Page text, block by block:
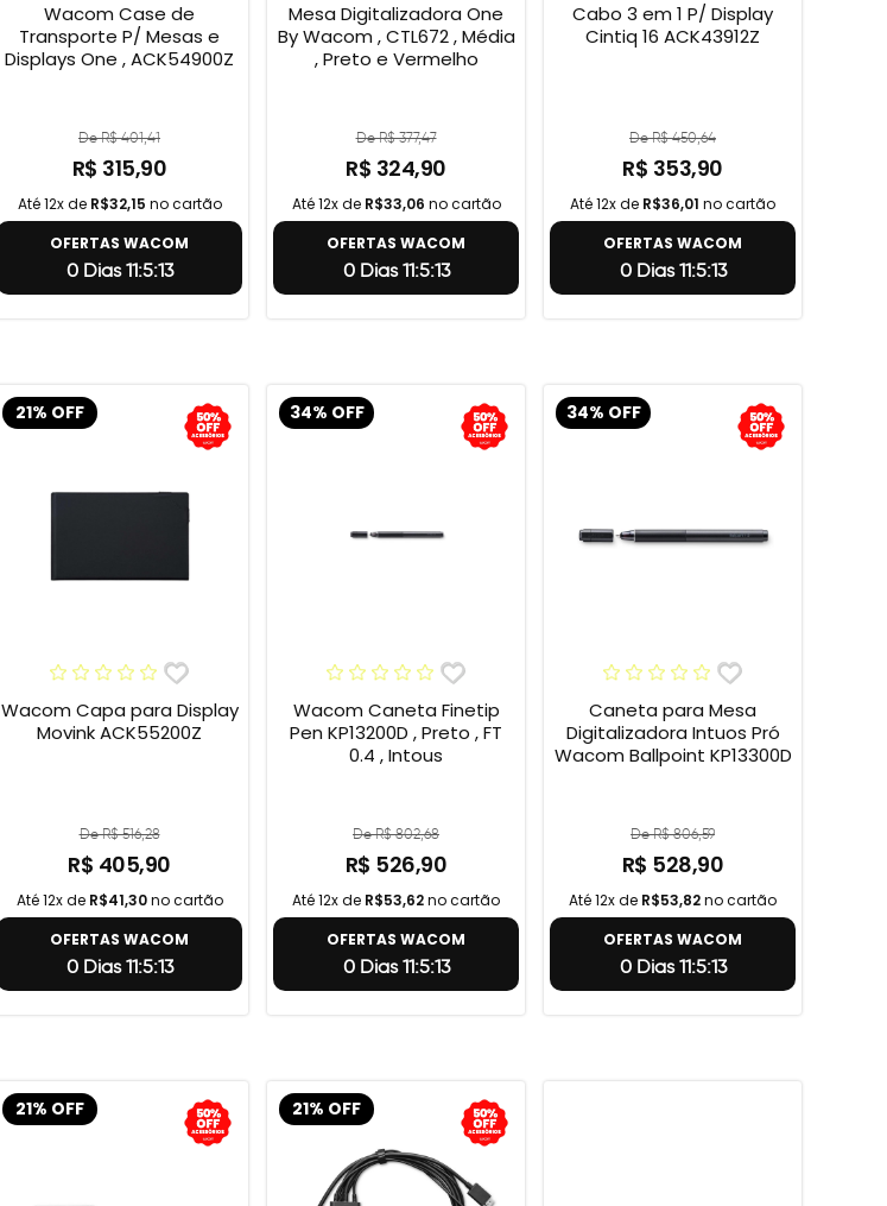
Wacom Case de
Transporte P/ Mesas e
Displays One , ACK54900Z
De R$ 401,41
R$ 315,90
Até 12x de R$32,15 no cartão
OFERTAS WACOM
0 Dias 11:5:12
Mesa Digitalizadora One
By Wacom , CTL672 , Média
, Preto e Vermelho
De R$ 377,47
R$ 324,90
Até 12x de R$33,06 no cartão
OFERTAS WACOM
0 Dias 11:5:12
Cabo 3 em 1 P/ Display
Cintiq 16 ACK43912Z
De R$ 450,64
R$ 353,90
Até 12x de R$36,01 no cartão
OFERTAS WACOM
0 Dias 11:5:12
21% OFF
Wacom Capa para Display
Movink ACK55200Z
De R$ 516,28
R$ 405,90
Até 12x de R$41,30no cartão
OFERTAS WACOM
0 Dias 11:5:12
34% OFF
Wacom Caneta Finetip
Pen KP13200D , Preto , FT
0.4 , Intous
De R$ 802,68
R$ 526,90
Até 12x de R$53,62no cartão
OFERTAS WACOM
0 Dias 11:5:12
34% OFF
Caneta para Mesa
Digitalizadora Intuos Pró
Wacom Ballpoint KP13300D
De R$ 806,59
R$ 528,90
Até 12x de R$53,82no cartão
OFERTAS WACOM
0 Dias 11:5:12
21% OFF 21% OFF